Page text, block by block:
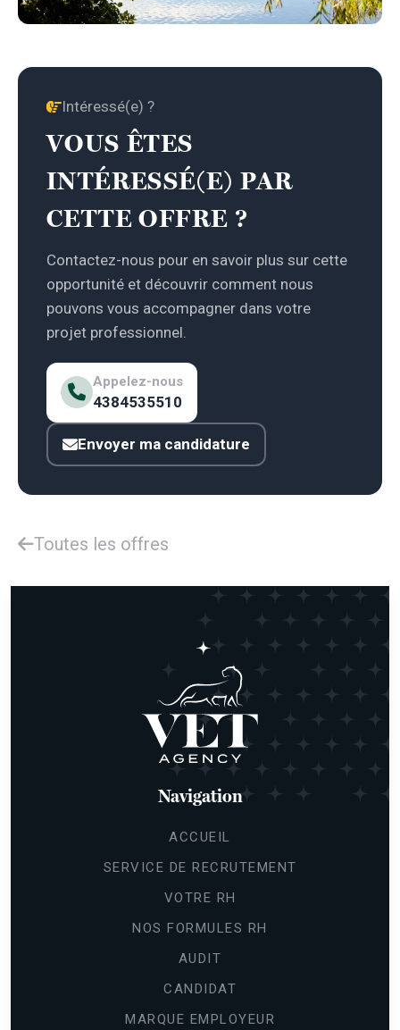
Intéressé(e) ?
VOUS ÊTES
INTÉRESSÉ(E) PAR
CETTE OFFRE ?
Contactez-nous pour en savoir plus sur cette
opportunité et découvrir comment nous
pouvons vous accompagner dans votre
projet professionnel.
Appelez-nous
4384535510
Envoyer ma candidature
Toutes les offres
Navigation
ACCUEIL
SERVICE DE RECRUTEMENT
VOTRE RH
NOS FORMULES RH
AUDIT
CANDIDAT
MARQUE EMPLOYEUR